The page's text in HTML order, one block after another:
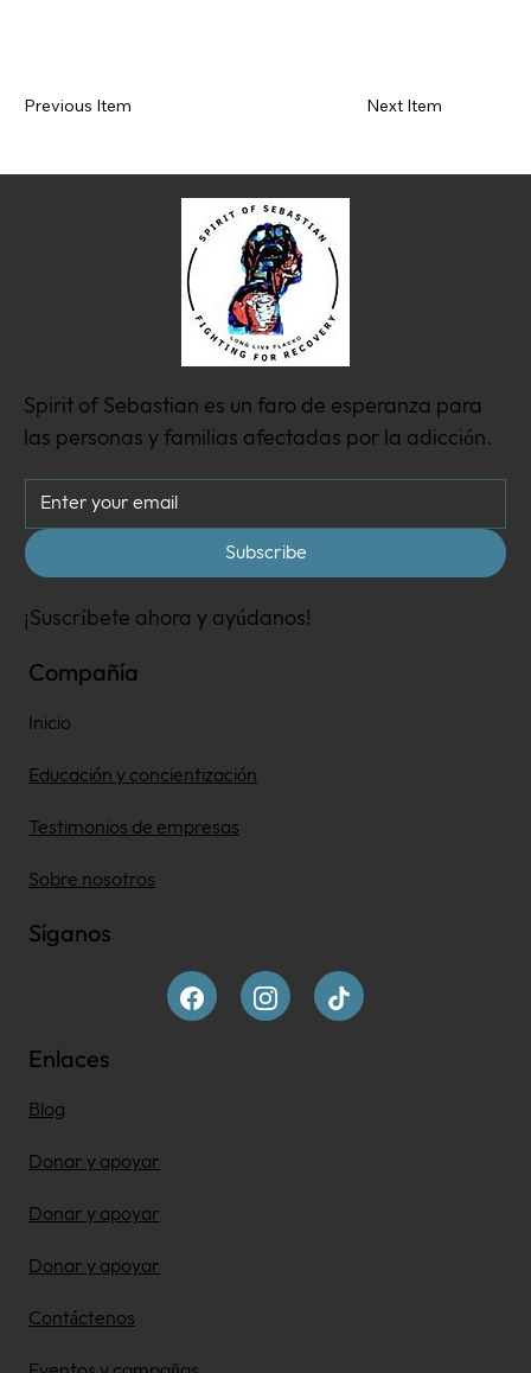
Previous Item Next Item
Spirit of Sebastian es un faro de esperanza para
las personas y familias afectadas por la adicción.
Subscribe
¡Suscríbete ahora y ayúdanos!
Compañía
Inicio
Educación y concientización
Testimonios de empresas
Sobre nosotros
Síganos
Enlaces
Blog
Donar y apoyar
Donar y apoyar
Donar y apoyar
Contáctenos